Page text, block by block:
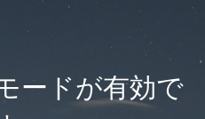
ードが有効で